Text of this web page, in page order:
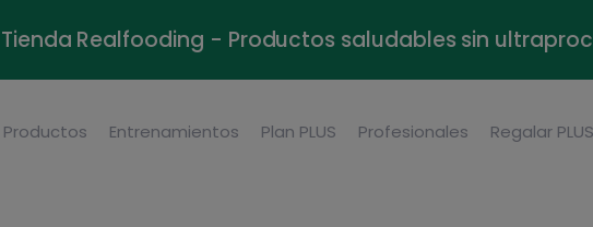
Realfooding - Productos saludables sin
Productos Entrenamientos Plan PLUS Profesionales Regalar